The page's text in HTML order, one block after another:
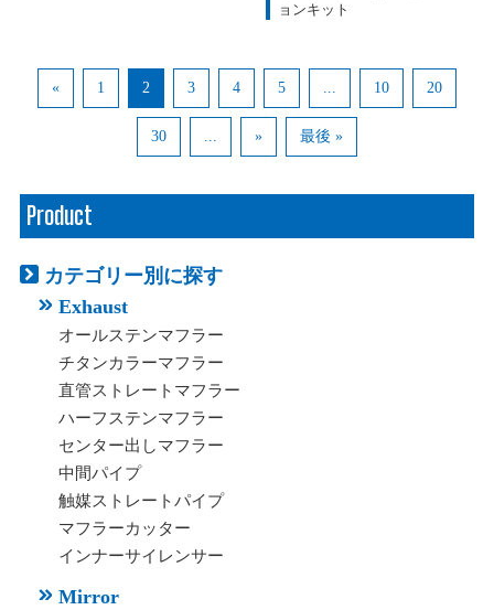
ョンキット
« 1 2 3 4 5 ... 10 20
30 ... » 最後 »
Product
カテゴリー別に探す
Exhaust
オールステンマフラー
チタンカラーマフラー
直管ストレートマフラー
ハーフステンマフラー
センター出しマフラー
中間パイプ
触媒ストレートパイプ
マフラーカッター
インナーサイレンサー
Mirror